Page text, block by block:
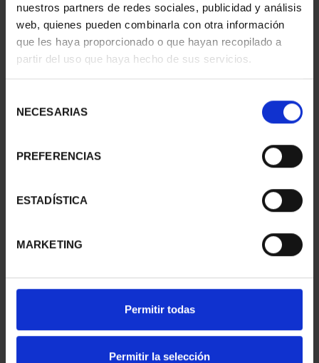
nuestros partners de redes sociales, publicidad y análisis
web, quienes pueden combinarla con otra información
que les haya proporcionado o que hayan recopilado a
partir del uso que haya hecho de sus servicios.
NECESARIAS
PREFERENCIAS
ESTADÍSTICA
MARKETING
Permitir todas
Permitir la selección
CIUDADES PATRIMONIO
II- MÉRIDA
73,00 €
CIUDADES PATRIMONIO
II - LA LAGUNA
73,00 €
CIUDADES PATRIMONIO
73,00 €
CIUDADES PATRIMONIO
73,00 €